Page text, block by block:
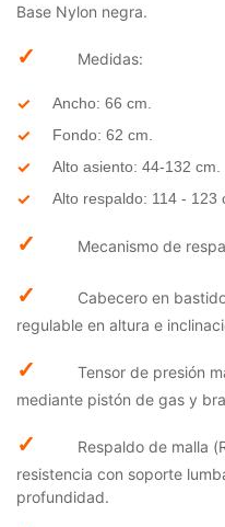
Base Nylon negra.
✓ Medidas:
Ancho: 66 cm.
Fondo: 62 cm.
Alto asiento: 44-132 cm.
Alto respaldo: 114 - 123
✓ Mecanismo de
✓
Cabecero en
regulable en altura e
✓
Tensor de presión
mediante pistón de gas y
✓
Respaldo de malla
resistencia con soporte
profundidad.